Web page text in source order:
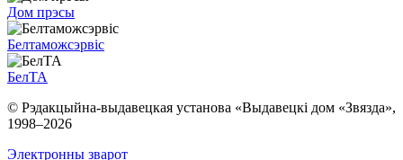
Дом прэсы
Белтаможсэрвіс
БелТА
© Рэдакцыйна-выдавецкая установа «Выдавецкі дом «Звязда»,
1998–2026
Электронны зварот